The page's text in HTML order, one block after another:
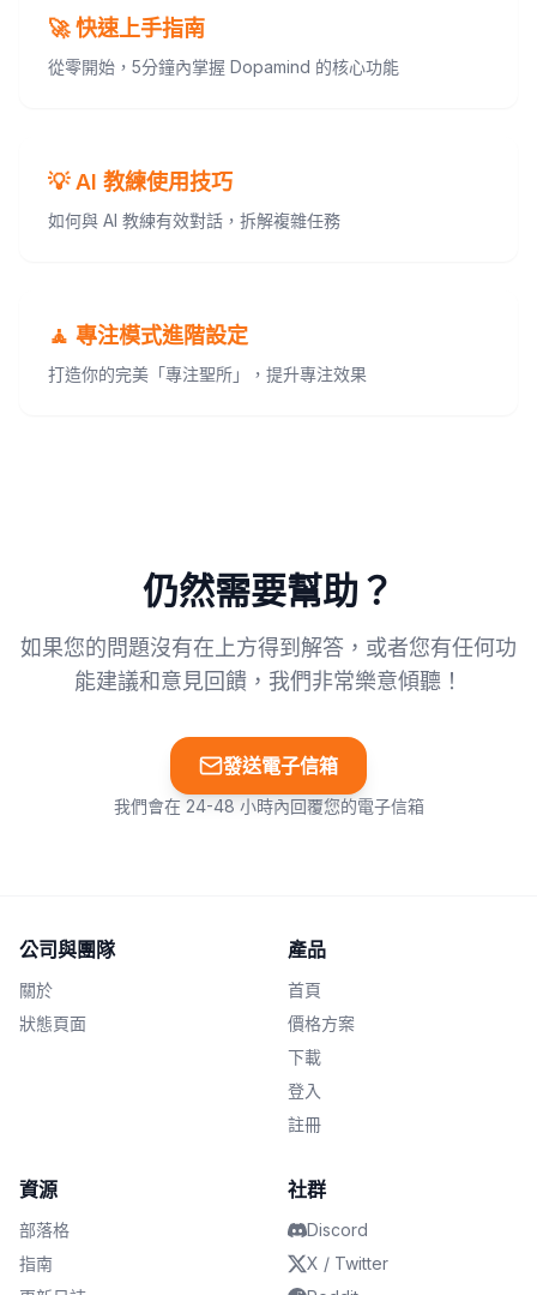
🚀 快速上手指南
從零開始，5分鐘內掌握 Dopamind 的核心功能
💡 AI 教練使用技巧
如何與 AI 教練有效對話，拆解複雜任務
🧘 專注模式進階設定
打造你的完美「專注聖所」，提升專注效果
仍然需要幫助？
如果您的問題沒有在上方得到解答，或者您有任何功
能建議和意見回饋，我們非常樂意傾聽！
發送電子信箱
我們會在 24-48 小時內回覆您的電子信箱
公司與團隊
關於
狀態頁面
產品
首頁
價格方案
下載
登入
註冊
資源
部落格
指南
社群
Discord
X / Twitter